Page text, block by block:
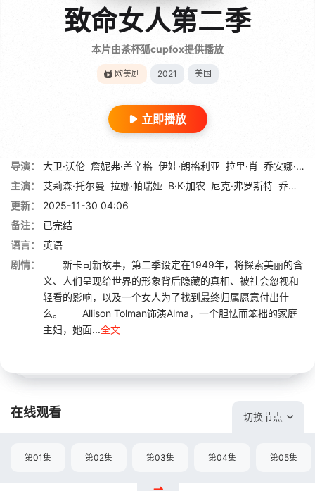
致命女人第二季
本片由茶杯狐cupfox提供播放
欧美剧 2021 美国
立即播放
导演： 大卫·沃伦 詹妮弗·盖辛格 伊娃·朗格利亚 拉里·肖 乔安娜·科恩斯
主演：
艾莉森·托尔曼 拉娜·帕瑞娅 B·K·加农 尼克·弗罗斯特 乔丹·克里斯蒂
更新：
2025-11-30 04:06
备注：
已完结
语言：
英语
剧情：
新卡司新故事，第二季设定在1949年，将探索美丽的含
义、人们呈现给世界的形象背后隐藏的真相、被社会忽视和
轻看的影响，以及一个女人为了找到最终归属愿意付出什
么。 Allison Tolman饰演Alma，一个胆怯而笨拙的家庭
主妇，她面...全文
在线观看 切换节点
第01集 第02集 第03集 第04集 第05集